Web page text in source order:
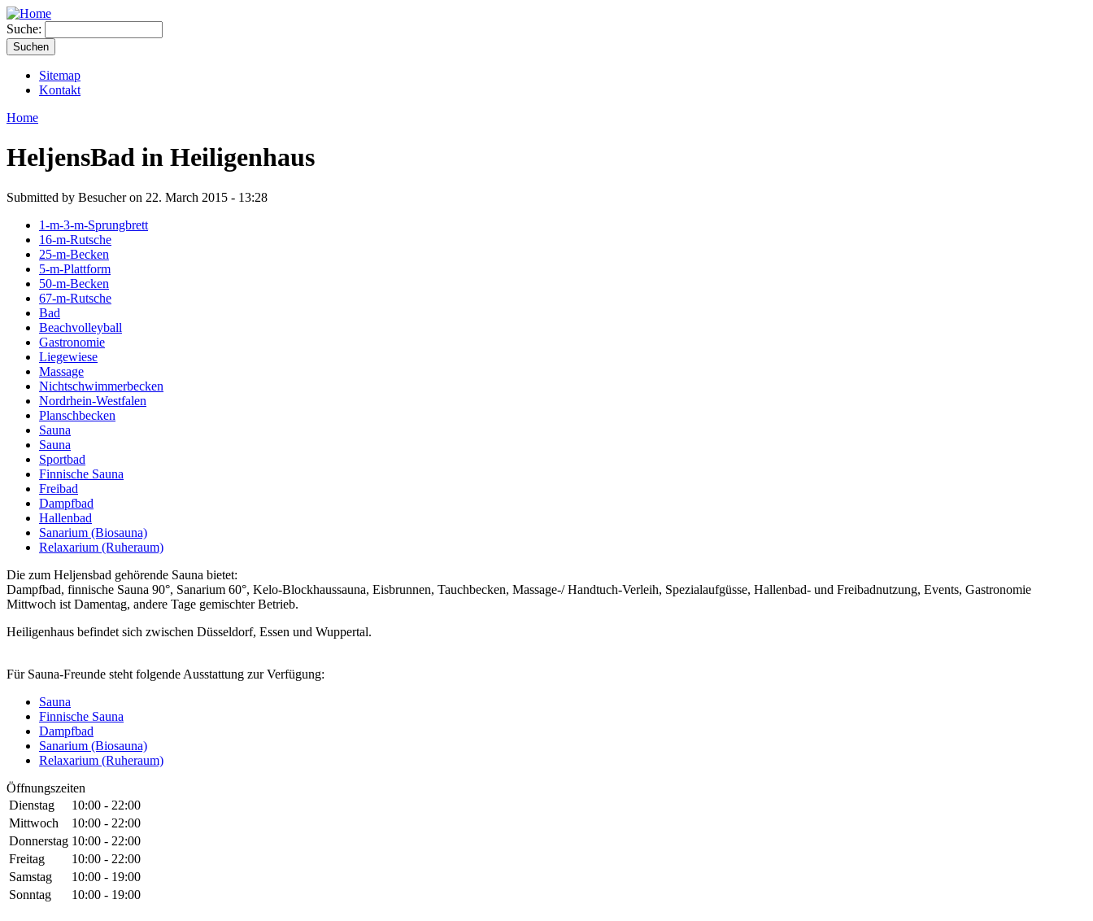
Suche:
Sitemap
Kontakt
Home
HeljensBad in Heiligenhaus
Submitted by Besucher on 22. March 2015 - 13:28
1-m-3-m-Sprungbrett
16-m-Rutsche
25-m-Becken
5-m-Plattform
50-m-Becken
67-m-Rutsche
Bad
Beachvolleyball
Gastronomie
Liegewiese
Massage
Nichtschwimmerbecken
Nordrhein-Westfalen
Planschbecken
Sauna
Sauna
Sportbad
Finnische Sauna
Freibad
Dampfbad
Hallenbad
Sanarium (Biosauna)
Relaxarium (Ruheraum)
Die zum Heljensbad gehörende Sauna bietet:
Dampfbad, finnische Sauna 90°, Sanarium 60°, Kelo-Blockhaussauna, Eisbrunnen, Tauchbecken, Massage-/ Handtuch-Verleih, Spezialaufgüsse, Hallenbad- und Freibadnutzung, Events, Gastronomie
Mittwoch ist Damentag, andere Tage gemischter Betrieb.
Heiligenhaus befindet sich zwischen Düsseldorf, Essen und Wuppertal.
Für Sauna-Freunde steht folgende Ausstattung zur Verfügung:
Sauna
Finnische Sauna
Dampfbad
Sanarium (Biosauna)
Relaxarium (Ruheraum)
Öffnungszeiten
Dienstag
10:00 - 22:00
Mittwoch
10:00 - 22:00
Donnerstag 10:00 - 22:00
Freitag
10:00 - 22:00
Samstag
10:00 - 19:00
Sonntag
10:00 - 19:00